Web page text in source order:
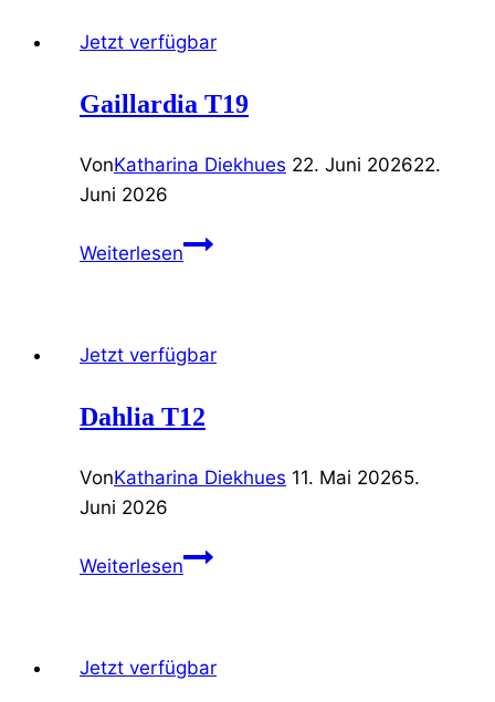
Jetzt verfügbar
Gaillardia T19
VonKatharina Diekhues 22. Juni 202622.
Juni 2026
WeiterlesenGaillardia
Jetzt verfügbar
Dahlia T12
VonKatharina Diekhues 11. Mai 20265.
Juni 2026
WeiterlesenDahlia
Jetzt verfügbar